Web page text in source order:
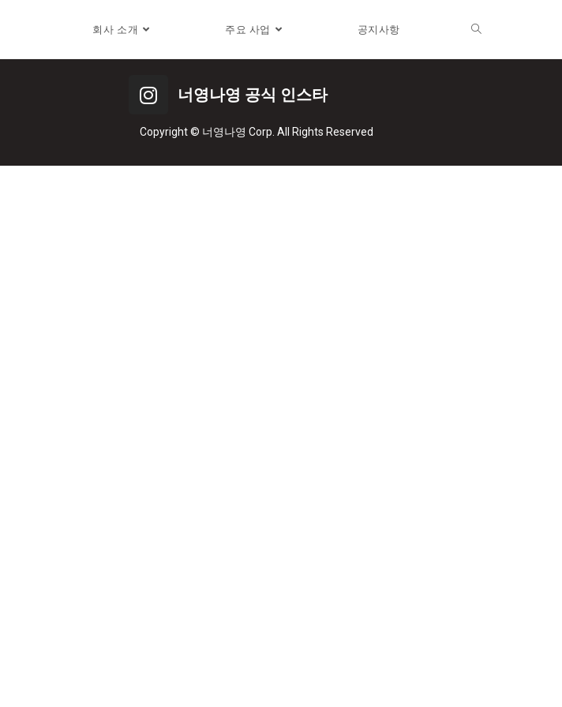
회사 소개 주요 사업 공지사항
너영나영 공식 인스타
Copyright © 너영나영 Corp. All Rights Reserved